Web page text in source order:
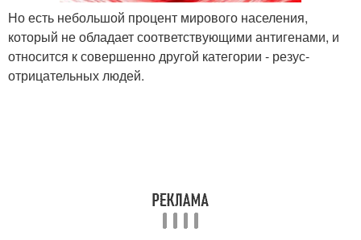
Но есть небольшой процент мирового населения,
который не обладает соответствующими антигенами, и
относится к совершенно другой категории - резус-
отрицательных людей.